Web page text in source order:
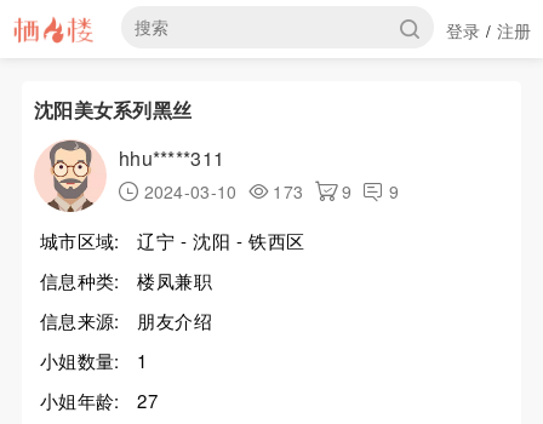
登录 / 注册
沈阳美女系列黑丝
hhu*****311
2024-03-10 173 9 9
城市区域:
辽宁 - 沈阳 - 铁西区
信息种类:
楼凤兼职
信息来源:
朋友介绍
小姐数量:
1
小姐年龄:
27